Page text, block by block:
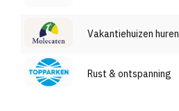
Vakantiehuizen huren
Rust & ontspanning